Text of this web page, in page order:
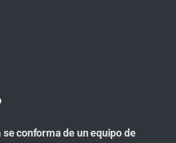
conforma de un equipo de